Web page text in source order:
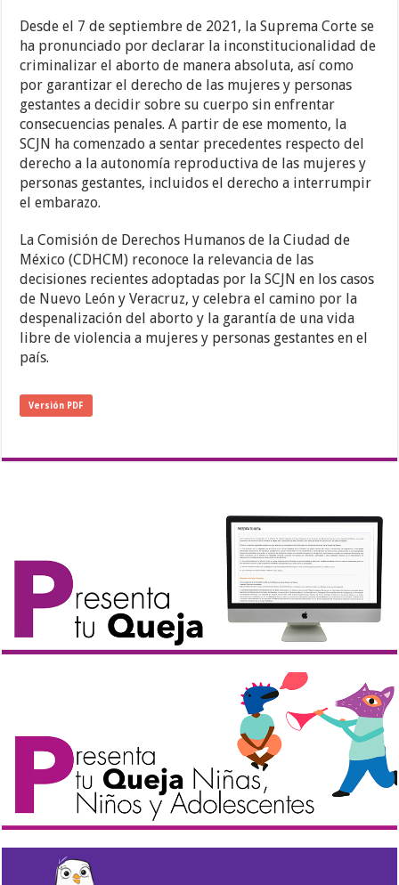
Desde el 7 de septiembre de 2021, la Suprema Corte se
ha pronunciado por declarar la inconstitucionalidad de
criminalizar el aborto de manera absoluta, así como
por garantizar el derecho de las mujeres y personas
gestantes a decidir sobre su cuerpo sin enfrentar
consecuencias penales. A partir de ese momento, la
SCJN ha comenzado a sentar precedentes respecto del
derecho a la autonomía reproductiva de las mujeres y
personas gestantes, incluidos el derecho a interrumpir
el embarazo.
La Comisión de Derechos Humanos de la Ciudad de
México (CDHCM) reconoce la relevancia de las
decisiones recientes adoptadas por la SCJN en los casos
de Nuevo León y Veracruz, y celebra el camino por la
despenalización del aborto y la garantía de una vida
libre de violencia a mujeres y personas gestantes en el
país.
Versión PDF